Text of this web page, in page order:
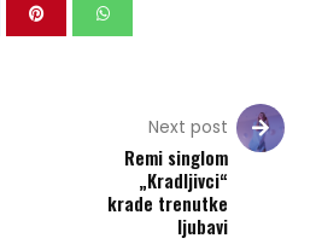
Next post
Remi singlom
„Kradljivci“
krade trenutke
ljubavi